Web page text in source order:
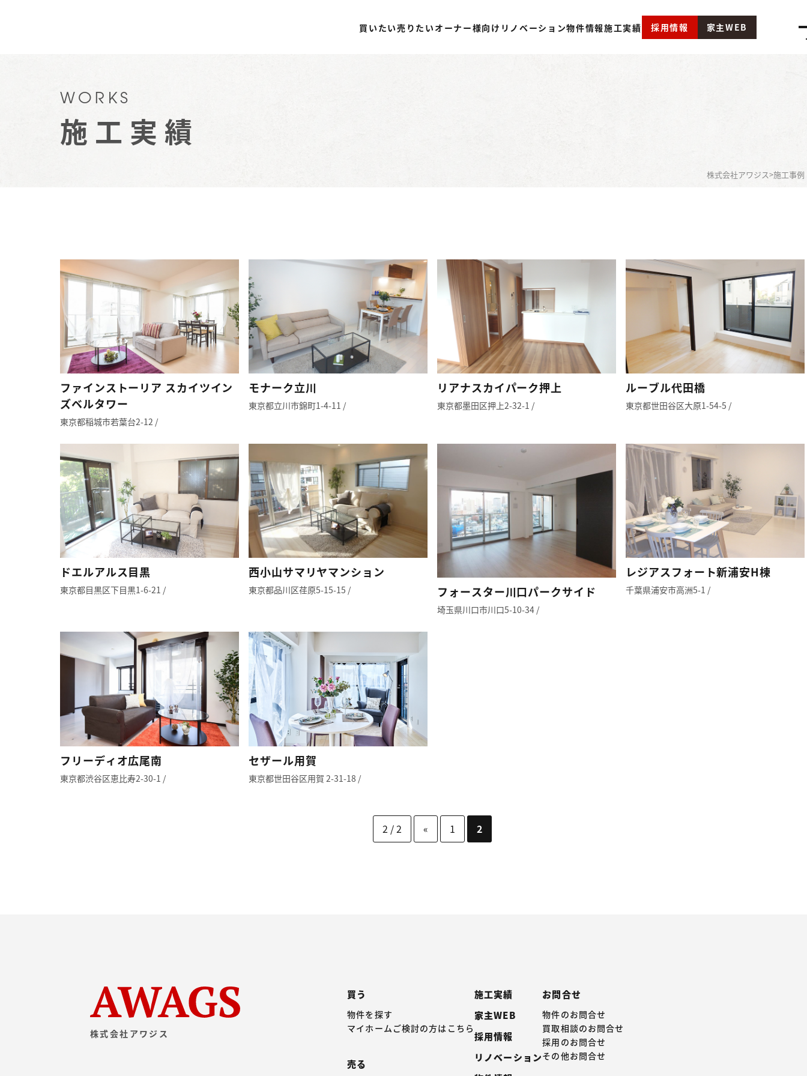
買いたい売りたい オーナー様向け リノベーション物件情報施工実績 採用情報 家主WEB
WORKS
施工実績
株式会社アワジス>施工事例
ファインストーリア スカイツイン
ズベルタワー
東京都稲城市若葉台2-12 /
モナーク立川
東京都立川市錦町1-4-11 /
リアナスカイパーク押上
東京都墨田区押上2-32-1 /
ルーブル代田橋
東京都世田谷区大原1-54-5 /
ドエルアルス目黒
東京都目黒区下目黒1-6-21 /
西小山サマリヤマンション
東京都品川区荏原5-15-15 / フォースター川口パークサイド
埼玉県川口市川口5-10-34 /
レジアスフォート新浦安H棟
千葉県浦安市高洲5-1 /
フリーディオ広尾南
東京都渋谷区恵比寿2-30-1 /
セザール用賀
東京都世田谷区用賀 2-31-18 /
2 / 2 « 1 2
株式会社アワジス
買う
物件を探す
マイホームご検討の方はこちら
売る
施工実績
家主WEB
採用情報
リノベーション
お問合せ
物件のお問合せ
買取相談のお問合せ
採用のお問合せ
その他お問合せ